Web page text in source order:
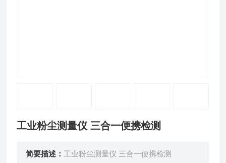
工业粉尘测量仪 三合一便携检测
简要描述： 工业粉尘测量仪 三合一便携检测